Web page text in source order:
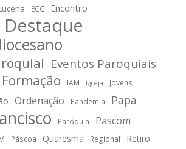
ECC Encontro
Eventos Paroquiais
Formação IAM Igreja Jovens
Ordenação Pandemia Papa
Paróquia
Pascom
Páscoa Quaresma Regional Retiro